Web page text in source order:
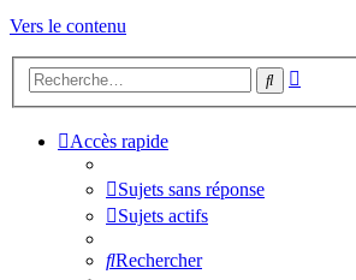
Vers le contenu
Rechercher
Accès rapide
Sujets sans réponse
Sujets actifs
Rechercher